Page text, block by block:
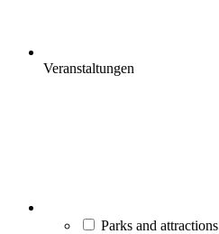
Veranstaltungen
Parks and attractions